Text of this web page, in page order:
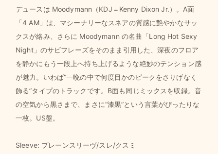
デュースは Moodymann（KDJ＝Kenny Dixon Jr.）。A面
「4 AM」は、マシーナリーなスネアの質感に艶やかなサッ
クスが絡み、さらに Moodymann の名曲「Long Hot Sexy
Night」のサビフレーズをそのまま引用した、深夜のフロア
を静かにもう一段上へ持ち上げるような絶妙のテンション感
が魅力。いわば“一晩の中で何度目かのピークをさりげなく
飾る”タイプのトラックです。B面も同じミックスを収録。音
の空気から黒さまで、まさに“漆黒”という言葉がぴったりな
一枚。US盤。
Sleeve: プレーンスリーヴ/スレ/クスミ